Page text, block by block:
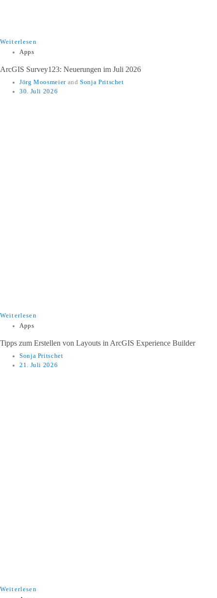
Weiterlesen
Apps
​​ArcGIS Survey123: Neuerungen im Juli 2026​
Jörg MoosmeierandSonja Pritschet
30. Juli 2026
Weiterlesen
Apps
​​Tipps zum Erstellen von Layouts in ArcGIS Experience Builder​
Sonja Pritschet
21. Juli 2026
Weiterlesen